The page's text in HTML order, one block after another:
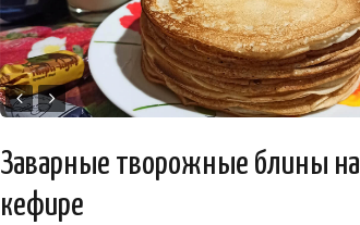
Заварные творожные блины на
кефире